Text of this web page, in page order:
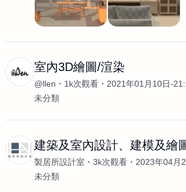
室內3D繪圖/渲染
@llen 1k次觀看
2021年01月10日-
未分類
建築及室內設計、建模及繪
製居所設計室 3k次觀看
2023年04月
未分類